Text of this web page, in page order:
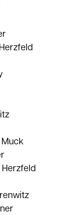
Muck
Herzfeld